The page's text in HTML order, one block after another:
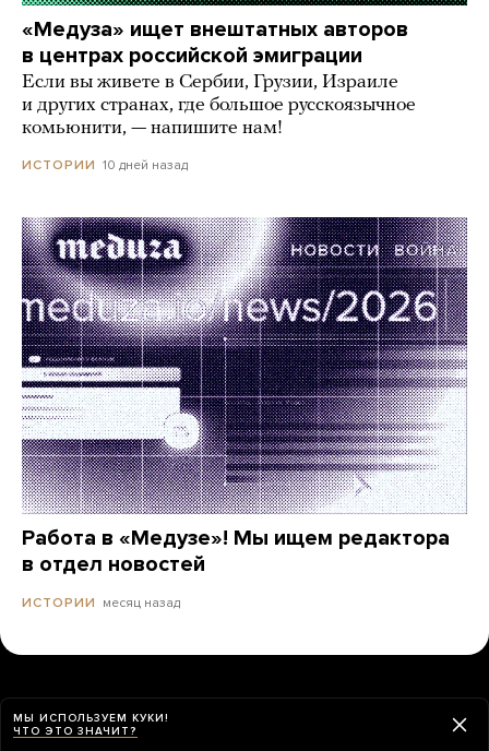
«Медуза» ищет внештатных авторов
в центрах российской эмиграции
Если вы живете в Сербии, Грузии, Израиле
и других странах, где большое русскоязычное
комьюнити, — напишите нам!
ИСТОРИИ 10 дней назад
Работа в «Медузе»! Мы ищем редактора
в отдел новостей
ИСТОРИИ месяц назад
МЫ ИСПОЛЬЗУЕМ КУКИ!
ЧТО ЭТО ЗНАЧИТ?